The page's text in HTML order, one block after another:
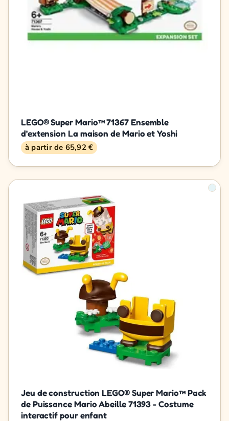
LEGO® Super Mario™ 71367 Ensemble
d'extension La maison de Mario et Yoshi
à partir de 65,92 €
Jeu de construction LEGO® Super Mario™ Pack
de Puissance Mario Abeille 71393 - Costume
interactif pour enfant